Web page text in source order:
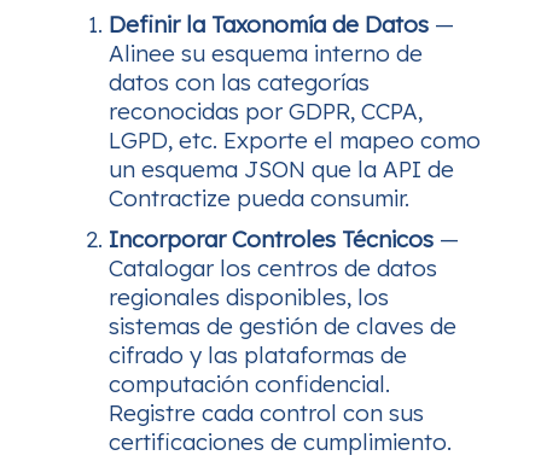
Definir la Taxonomía de Datos —
Alinee su esquema interno de
datos con las categorías
reconocidas por GDPR, CCPA,
LGPD, etc. Exporte el mapeo como
un esquema JSON que la API de
Contractize pueda consumir.
Incorporar Controles Técnicos —
Catalogar los centros de datos
regionales disponibles, los
sistemas de gestión de claves de
cifrado y las plataformas de
computación confidencial.
Registre cada control con sus
certificaciones de cumplimiento.